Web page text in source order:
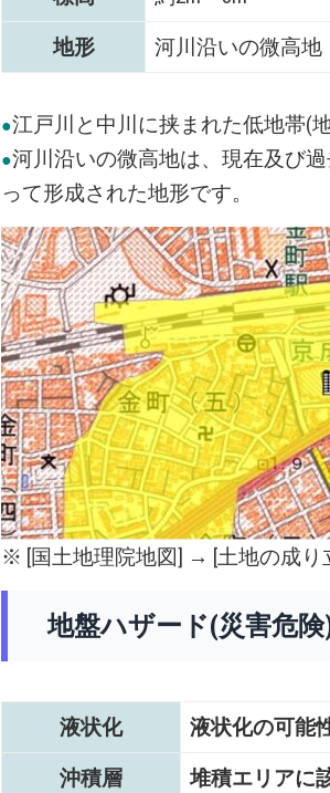
地形
河川沿いの微高地
●江戸川と中川に挟まれた低地帯(
●河川沿いの微高地は、現在及び
って形成された地形です。
※ [国土地理院地図] → [土地の成り
地盤ハザード(災害危
液状化
液状化の可能
沖積層
堆積エリアに